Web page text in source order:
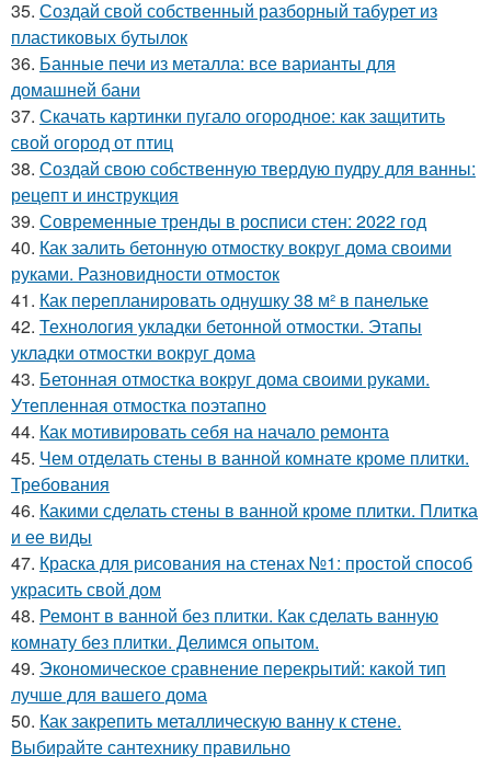
35. Создай свой собственный разборный табурет из
пластиковых бутылок
36. Банные печи из металла: все варианты для
домашней бани
37. Скачать картинки пугало огородное: как защитить
свой огород от птиц
38. Создай свою собственную твердую пудру для ванны:
рецепт и инструкция
39. Современные тренды в росписи стен: 2022 год
40. Как залить бетонную отмостку вокруг дома своими
руками. Разновидности отмосток
41. Как перепланировать однушку 38 м² в панельке
42. Технология укладки бетонной отмостки. Этапы
укладки отмостки вокруг дома
43. Бетонная отмостка вокруг дома своими руками.
Утепленная отмостка поэтапно
44. Как мотивировать себя на начало ремонта
45. Чем отделать стены в ванной комнате кроме плитки.
Требования
46. Какими сделать стены в ванной кроме плитки. Плитка
и ее виды
47. Краска для рисования на стенах №1: простой способ
украсить свой дом
48. Ремонт в ванной без плитки. Как сделать ванную
комнату без плитки. Делимся опытом.
49. Экономическое сравнение перекрытий: какой тип
лучше для вашего дома
50. Как закрепить металлическую ванну к стене.
Выбирайте сантехнику правильно